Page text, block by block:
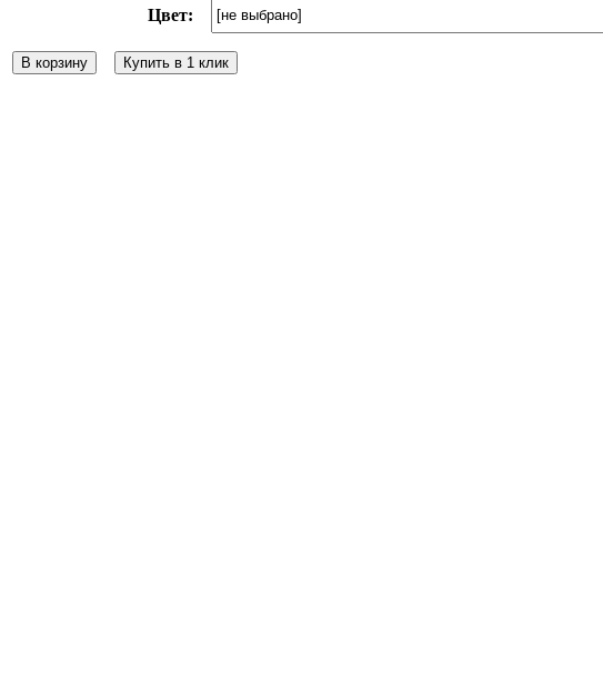
Цвет:
В корзину Купить в 1 клик